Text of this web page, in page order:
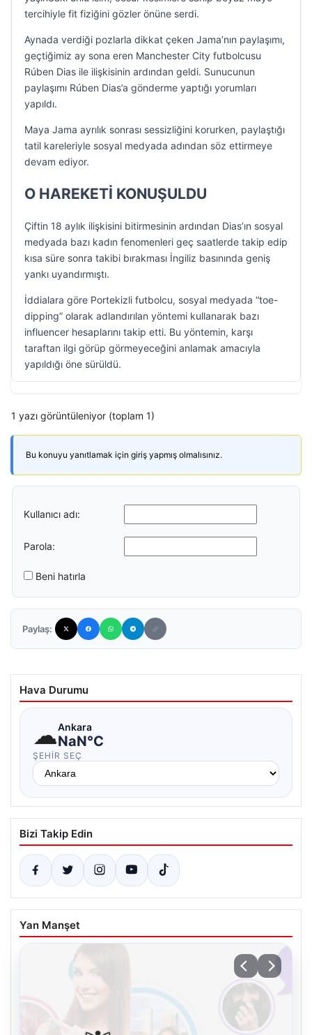
tercihiyle fit fiziğini gözler önüne serdi.
Aynada verdiği pozlarla dikkat çeken Jama’nın paylaşımı,
geçtiğimiz ay sona eren Manchester City futbolcusu
Rúben Dias ile ilişkisinin ardından geldi. Sunucunun
paylaşımı Rúben Dias’a gönderme yaptığı yorumları
yapıldı.
Maya Jama ayrılık sonrası sessizliğini korurken, paylaştığı
tatil kareleriyle sosyal medyada adından söz ettirmeye
devam ediyor.
O HAREKETİ KONUŞULDU
Çiftin 18 aylık ilişkisini bitirmesinin ardından Dias’ın sosyal
medyada bazı kadın fenomenleri geç saatlerde takip edip
kısa süre sonra takibi bırakması İngiliz basınında geniş
yankı uyandırmıştı.
İddialara göre Portekizli futbolcu, sosyal medyada “toe-
dipping” olarak adlandırılan yöntemi kullanarak bazı
influencer hesaplarını takip etti. Bu yöntemin, karşı
taraftan ilgi görüp görmeyeceğini anlamak amacıyla
yapıldığı öne sürüldü.
1 yazı görüntüleniyor (toplam 1)
Bu konuyu yanıtlamak için giriş yapmış olmalısınız.
Kullanıcı adı:
Parola:
Beni hatırla
Paylaş:
Hava Durumu
☁Ankara
NaN°C
ŞEHIR SEÇ
Bizi Takip Edin
Yan Manşet